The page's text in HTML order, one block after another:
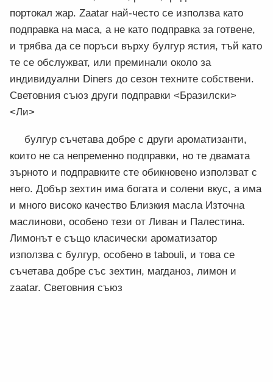
портокал жар. Zaatar най-често се използва като
подправка на маса, а не като подправка за готвене,
и трябва да се поръси върху булгур ястия, тъй като
те се обслужват, или преминали около за
индивидуални Diners до сезон техните собствени.
Световния съюз други подправки <Бразилски>
<Ли>
булгур съчетава добре с други ароматизанти,
които не са непременно подправки, но те двамата
зърното и подправките сте обикновено използват с
него. Добър зехтин има богата и солени вкус, а има
и много високо качество Близкия масла Източна
маслинови, особено тези от Ливан и Палестина.
Лимонът е също класически ароматизатор
използва с булгур, особено в tabouli, и това се
съчетава добре със зехтин, магданоз, лимон и
zaatar. Световния съюз